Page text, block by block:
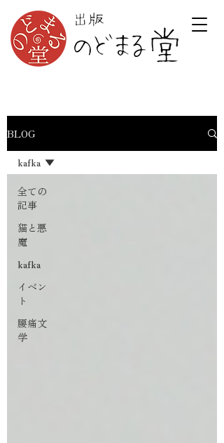
BLOG
全ての
記事
猫と悪
魔
kafka
イベン
ト
腰痛文
学
kafka